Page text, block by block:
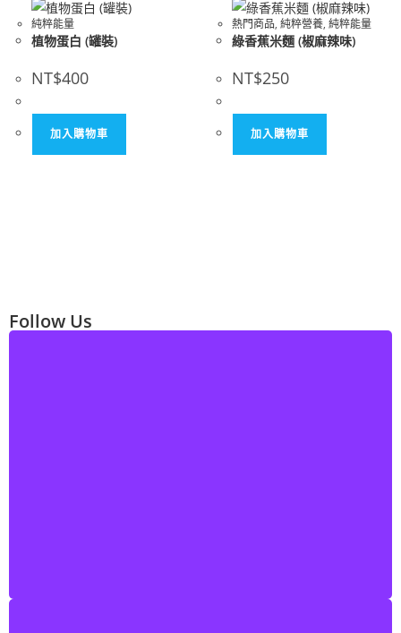
純粹能量
植物蛋白 (罐裝)
NT$400
加入購物車
熱門商品, 純粹營養, 純粹能量
綠香蕉米麵 (椒麻辣味)
NT$250
加入購物車
Follow Us